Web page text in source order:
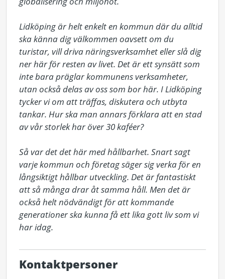
Lidköping är helt enkelt en kommun där du alltid
ska känna dig välkommen oavsett om du
turistar, vill driva näringsverksamhet eller slå dig
ner här för resten av livet. Det är ett synsätt som
inte bara präglar kommunens verksamheter,
utan också delas av oss som bor här. I Lidköping
tycker vi om att träffas, diskutera och utbyta
tankar. Hur ska man annars förklara att en stad
av vår storlek har över 30 kaféer?
Så var det det här med hållbarhet. Snart sagt
varje kommun och företag säger sig verka för en
långsiktigt hållbar utveckling. Det är fantastiskt
att så många drar åt samma håll. Men det är
också helt nödvändigt för att kommande
generationer ska kunna få ett lika gott liv som vi
har idag.
Kontaktpersoner